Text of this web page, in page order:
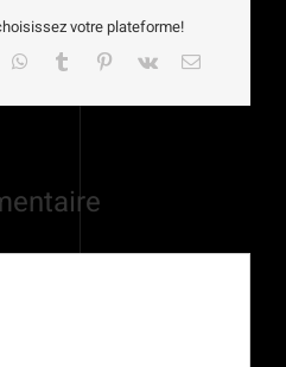
votre plateforme!
WhatsApp
Tumblr Pinterest
Vk Email